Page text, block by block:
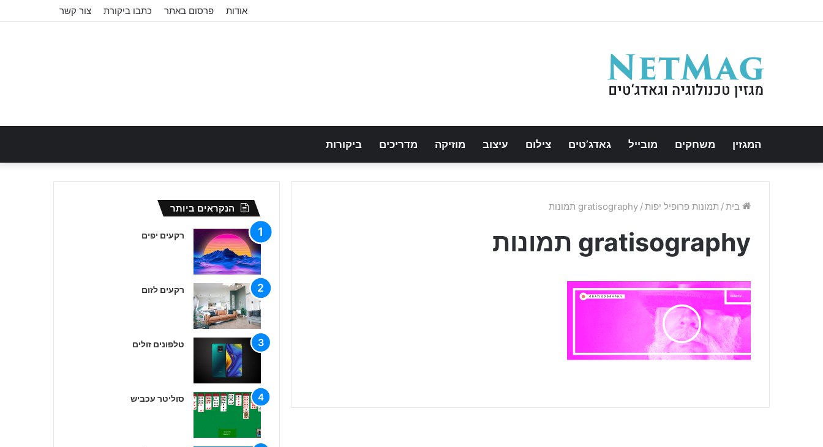
אודות פרסום באתר כתבו ביקורת צור קשר
המגזין משחקים מובייל גאדג’טים צילום עיצוב מוזיקה מדריכים ביקורות
בית/ תמונות פרופיל יפות/ gratisography תמונות
gratisography תמונות
הנקראים ביותר
רקעים יפים
רקעים לזום
טלפונים זולים
סוליטר עכביש